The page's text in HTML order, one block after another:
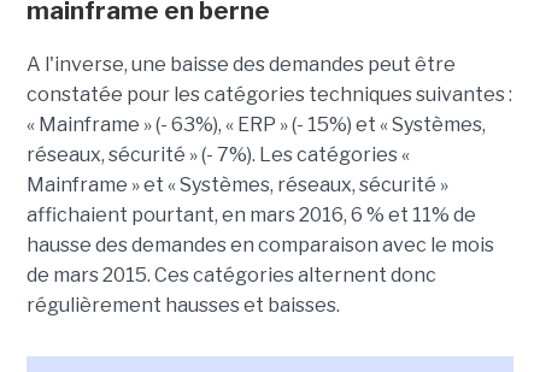
mainframe en berne
A l'inverse, une baisse des demandes peut être
constatée pour les catégories techniques suivantes :
« Mainframe » (- 63%), « ERP » (- 15%) et « Systèmes,
réseaux, sécurité » (- 7%). Les catégories «
Mainframe » et « Systèmes, réseaux, sécurité »
affichaient pourtant, en mars 2016, 6 % et 11% de
hausse des demandes en comparaison avec le mois
de mars 2015. Ces catégories alternent donc
régulièrement hausses et baisses.